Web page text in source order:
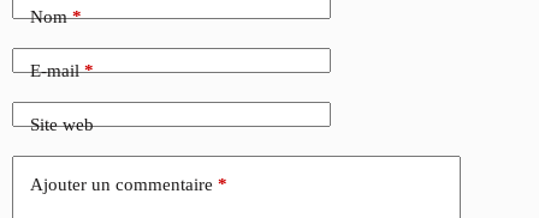
Nom*
E-mail*
Site web
Ajouter un commentaire *